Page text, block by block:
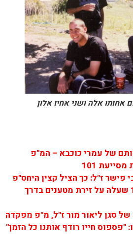
אחותו אלה ושני אחיו אלון
של עמרי כוכבא – המ"פ
101
פישר ז"ל: כך הציל קצין היחס"פ
כוח ממסייעת 101 שעלה על זירת מטענים בדרך
של סגן ליאור מור ז"ל, מ"פ מפקדה